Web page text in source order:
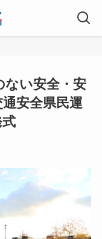
ない安全・安
安全県民運